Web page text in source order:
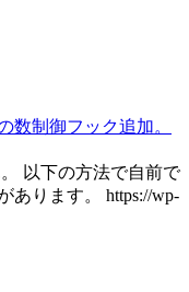
数制御フック追加。
以下の方法で自前で
あります。 https://wp-